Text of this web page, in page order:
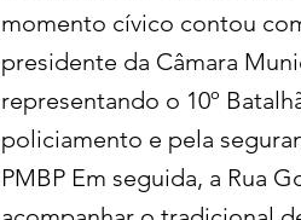
momento cívico contou
presidente da Câmara
representando o 10º
policiamento e pela
PMBP Em seguida, a Rua